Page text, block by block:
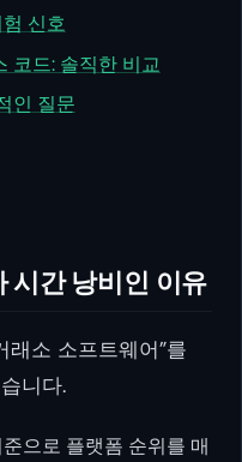
신호
코드: 솔직한 비교
인 질문
시간 낭비인 이유
래소 소프트웨어”를
니다.
으로 플랫폼 순위를 매